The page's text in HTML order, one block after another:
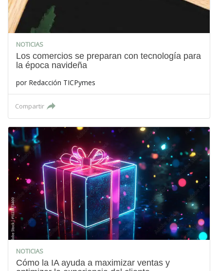
NOTICIAS
Los comercios se preparan con tecnología para
la época navideña
por Redacción TICPymes
Compartir
NOTICIAS
Cómo la IA ayuda a maximizar ventas y